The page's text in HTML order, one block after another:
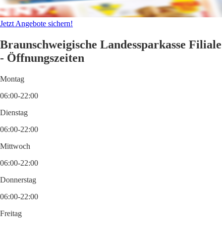
Jetzt Angebote sichern!
Braunschweigische Landessparkasse Filiale
- Öffnungszeiten
Montag
06:00-22:00
Dienstag
06:00-22:00
Mittwoch
06:00-22:00
Donnerstag
06:00-22:00
Freitag